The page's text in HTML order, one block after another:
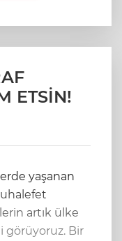
ETSİN!
yaşanan
artık ülke
Bir